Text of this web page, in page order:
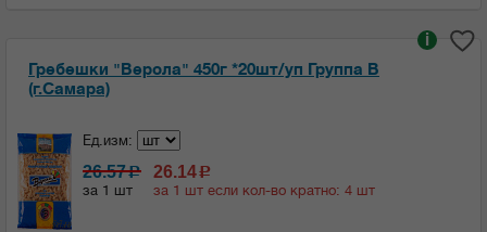
Гребешки "Верола" 450г *20шт/уп Группа В
(г.Самара)
i
Ед.изм:
26.57c
за 1 шт
26.14c
за 1 шт если кол-во кратно: 4 шт